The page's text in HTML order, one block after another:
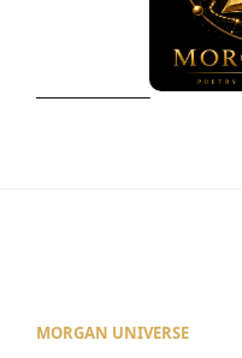
MORGAN UNIVERSE